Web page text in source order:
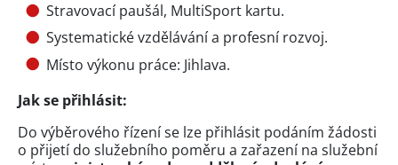
Stravovací paušál, MultiSport kartu.
Systematické vzdělávání a profesní rozvoj.
Místo výkonu práce: Jihlava.
Jak se přihlásit:
Do výběrového řízení se lze přihlásit podáním žádosti
o přijetí do služebního poměru a zařazení na služební